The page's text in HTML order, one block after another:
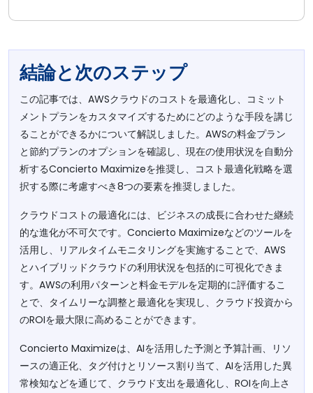
結論と次のステップ
この記事では、AWSクラウドのコストを最適化し、コミット
メントプランをカスタマイズするためにどのような手段を講じ
ることができるかについて解説しました。AWSの料金プラン
と節約プランのオプションを確認し、現在の使用状況を自動分
析するConcierto Maximizeを推奨し、コスト最適化戦略を選
択する際に考慮すべき8つの要素を推奨しました。
クラウドコストの最適化には、ビジネスの成長に合わせた継続
的な進化が不可欠です。Concierto Maximizeなどのツールを
活用し、リアルタイムモニタリングを実施することで、AWS
とハイブリッドクラウドの利用状況を包括的に可視化できま
す。AWSの利用パターンと料金モデルを定期的に評価するこ
とで、タイムリーな調整と最適化を実現し、クラウド投資から
のROIを最大限に高めることができます。
Concierto Maximizeは、AIを活用した予測と予算計画、リソ
ースの適正化、タグ付けとリソース割り当て、AIを活用した異
常検知などを通じて、クラウド支出を最適化し、ROIを向上さ